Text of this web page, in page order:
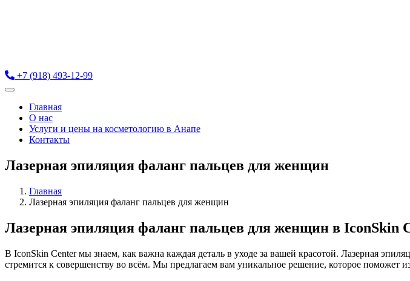
+7 (918) 493-12-99
Главная
О нас
Услуги и цены на косметологию в Анапе
Контакты
Лазерная эпиляция фаланг пальцев для женщин
Главная
Лазерная эпиляция фаланг пальцев для женщин
Лазерная эпиляция фаланг пальцев для женщин в IconSkin
В IconSkin Center мы знаем, как важна каждая деталь в уходе за вашей красотой. Лазерная
стремится к совершенству во всём. Мы предлагаем вам уникальное решение, которое поможет